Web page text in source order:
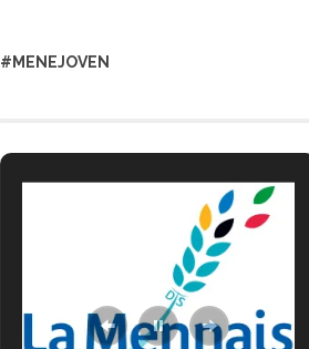
#MENEJOVEN